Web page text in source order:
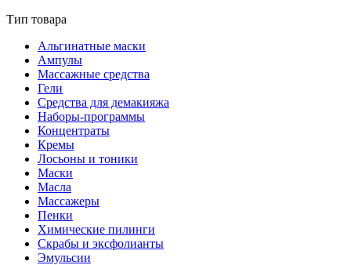
Тип товара
Альгинатные маски
Ампулы
Массажные средства
Гели
Средства для демакияжа
Наборы-программы
Концентраты
Кремы
Лосьоны и тоники
Маски
Масла
Массажеры
Пенки
Химические пилинги
Скрабы и эксфолианты
Эмульсии